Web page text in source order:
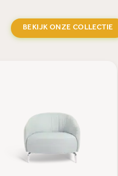
BEKIJK ONZE COLLECTIE